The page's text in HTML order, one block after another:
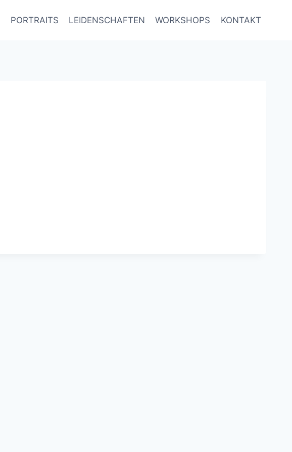
PORTRAITS LEIDENSCHAFTEN WORKSHOPS KONTAKT